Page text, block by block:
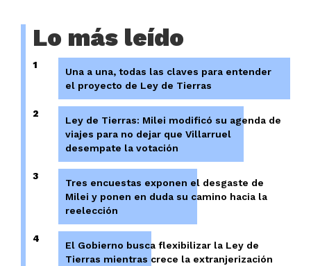
Lo más leído
1
Una a una, todas las claves para entender
el proyecto de Ley de Tierras
2
Ley de Tierras: Milei modificó su agenda de
viajes para no dejar que Villarruel
desempate la votación
3
Tres encuestas exponen el desgaste de
Milei y ponen en duda su camino hacia la
reelección
4
El Gobierno busca flexibilizar la Ley de
Tierras mientras crece la extranjerización